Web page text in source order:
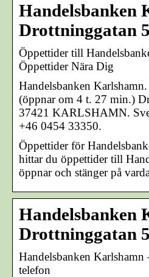
Handelsbanken
Drottninggatan
Öppettider till
Öppettider Nära Dig
Handelsbanken
(öppnar om 4 t. 27 min.)
37421 KARLSHAMN.
+46 0454 33350.
Öppettider för
hittar du öppettider till
öppnar och stänger på
Handelsbanken
Drottninggatan
Handelsbanken Karlshamn
telefon